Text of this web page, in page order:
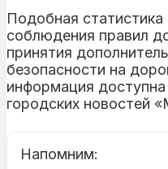
Подобная
соблюдения правил
принятия
безопасности на
информация доступна
городских новостей
Напомним: